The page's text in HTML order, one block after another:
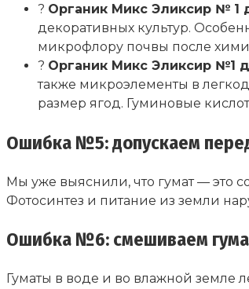
? Органик Микс Эликсир № 1
декоративных культур.
микрофлору почвы после
? Органик Микс Эликсир №1
также микроэлементы в
размер ягод. Гуминовые
Ошибка №5: допускаем
Мы уже выяснили, что гумат — это
Фотосинтез и питание из земли
Ошибка №6: смешиваем
Гуматы в воде и во влажной земле